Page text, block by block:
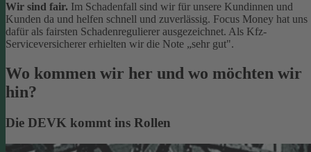
Wir sind fair. Im Schadenfall sind wir für unsere Kundinnen und
Kunden da und helfen schnell und zuverlässig. Focus Money hat uns
dafür als fairsten Schadenregulierer ausgezeichnet. Als Kfz-
Serviceversicherer erhielten wir die Note „sehr gut".
Wo kommen wir her und wo möchten wir
hin?
Die DEVK kommt ins Rollen